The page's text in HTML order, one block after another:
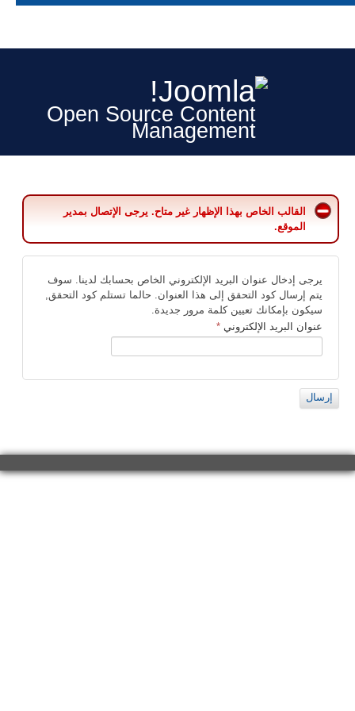
Open Source Content
Management
القالب الخاص بهذا الإظهار غير متاح. يرجى الإتصال بمدير
الموقع.
يرجى إدخال عنوان البريد الإلكتروني الخاص بحسابك لدينا. سوف
يتم إرسال كود التحقق إلى هذا العنوان. حالما تستلم كود التحقق,
سيكون بإمكانك تعيين كلمة مرور جديدة.
عنوان البريد الإلكتروني *
إرسال